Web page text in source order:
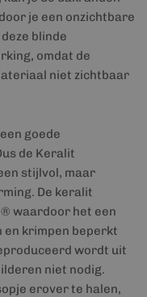
je een onzichtbare
blinde
omdat de
niet zichtbaar
goede
de Keralit
stijlvol, maar
De keralit
waardoor het een
krimpen beperkt
wordt uit
niet nodig.
erover te halen,